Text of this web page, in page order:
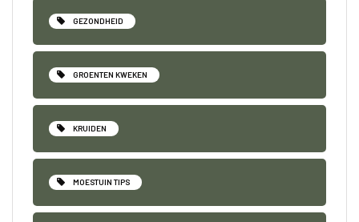
GEZONDHEID
GROENTEN KWEKEN
KRUIDEN
MOESTUIN TIPS